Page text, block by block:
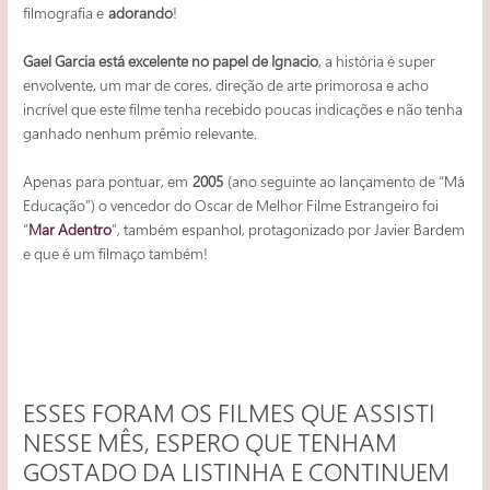
filmografia eadorando!
Gael Garcia está excelente no papel de Ignacio, a história é super
envolvente, um mar de cores, direção de arte primorosa e acho
incrível que este filme tenha recebido poucas indicações e não tenha
ganhado nenhum prêmio relevante.
Apenas para pontuar, em2005 (ano seguinte ao lançamento de “Má
Educação”) o vencedor do Oscar de Melhor Filme Estrangeiro foi
“Mar Adentro”, também espanhol, protagonizado por Javier Bardem
e que é um filmaço também!
ESSES FORAM OS FILMES QUE ASSISTI
NESSE MÊS, ESPERO QUE TENHAM
GOSTADO DA LISTINHA E CONTINUEM